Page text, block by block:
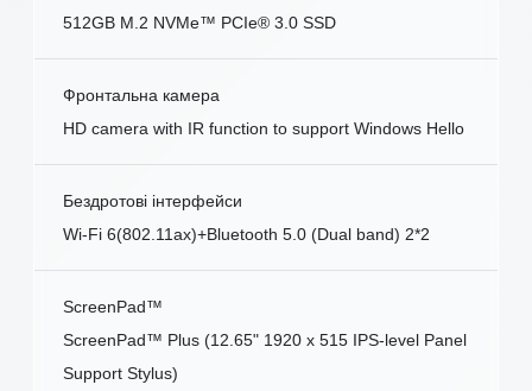
512GB M.2 NVMe™ PCIe® 3.0 SSD
Фронтальна камера
HD camera with IR function to support Windows Hello
Бездротові інтерфейси
Wi-Fi 6(802.11ax)+Bluetooth 5.0 (Dual band) 2*2
ScreenPad™
ScreenPad™ Plus (12.65" 1920 x 515 IPS-level Panel
Support Stylus)